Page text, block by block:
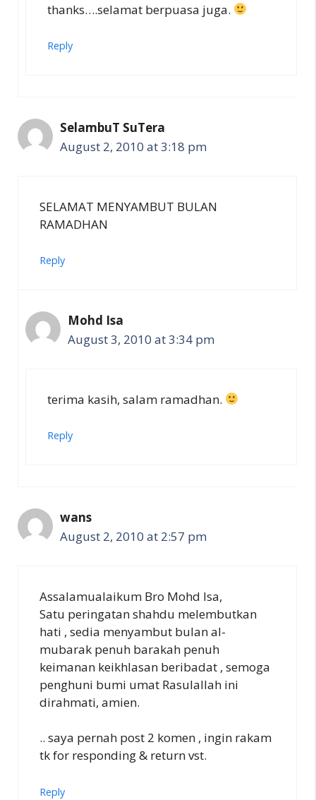
thanks….selamat berpuasa juga.
Reply
SelambuT SuTera
August 2, 2010 at 3:18 pm
SELAMAT MENYAMBUT BULAN
RAMADHAN
Reply
Mohd Isa
August 3, 2010 at 3:34 pm
terima kasih, salam ramadhan.
Reply
wans
August 2, 2010 at 2:57 pm
Assalamualaikum Bro Mohd Isa,
Satu peringatan shahdu melembutkan
hati , sedia menyambut bulan al-
mubarak penuh barakah penuh
keimanan keikhlasan beribadat , semoga
penghuni bumi umat Rasulallah ini
dirahmati, amien.
.. saya pernah post 2 komen , ingin rakam
tk for responding & return vst.
Reply